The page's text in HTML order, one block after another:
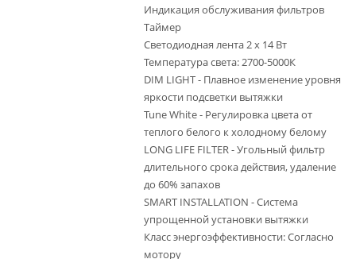
Индикация обслуживания фильтров
Таймер
Светодиодная лента 2 x 14 Вт
Температура света: 2700-5000К
DIM LIGHT - Плавное изменение уровня
яркости подсветки вытяжки
Tune White - Регулировка цвета от
теплого белого к холодному белому
LONG LIFE FILTER - Угольный фильтр
длительного срока действия, удаление
до 60% запахов
SMART INSTALLATION - Система
упрощенной установки вытяжки
Класс энергоэффективности: Согласно
мотору